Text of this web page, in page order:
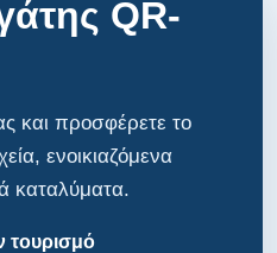
QR-
και προσφέρετε το
ενοικιαζόμενα
καταλύματα.
τουρισμό